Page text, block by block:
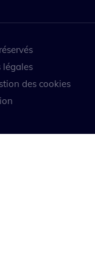
légales
des cookies